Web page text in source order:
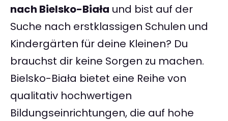
nach Bielsko-Biała und bist auf der
Suche nach erstklassigen Schulen und
Kindergärten für deine Kleinen? Du
brauchst dir keine Sorgen zu machen.
Bielsko-Biała bietet eine Reihe von
qualitativ hochwertigen
Bildungseinrichtungen, die auf hohe